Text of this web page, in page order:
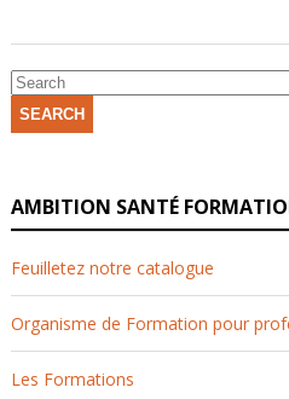
SEARCH
AMBITION SANTÉ
Feuilletez notre catalogue
Organisme de Formation pour
Les Formations